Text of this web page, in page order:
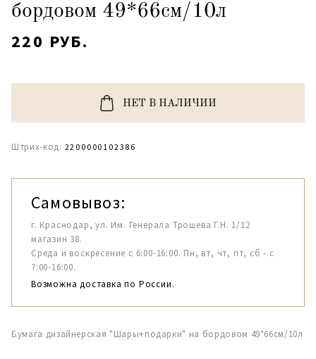
бордовом 49*66см/10л
220 РУБ.
НЕТ В НАЛИЧИИ
Штрих-код: 2200000102386
Самовывоз:
г. Краснодар, ул. Им. Генерала Трошева Г.Н. 1/12
магазин 38.
Среда и воскресение с 6:00-16:00. Пн, вт, чт, пт, сб - с
7:00-16:00.
Возможна доставка по России.
Бумага дизайнерская "Шары+подарки" на бордовом 49*66см/10л